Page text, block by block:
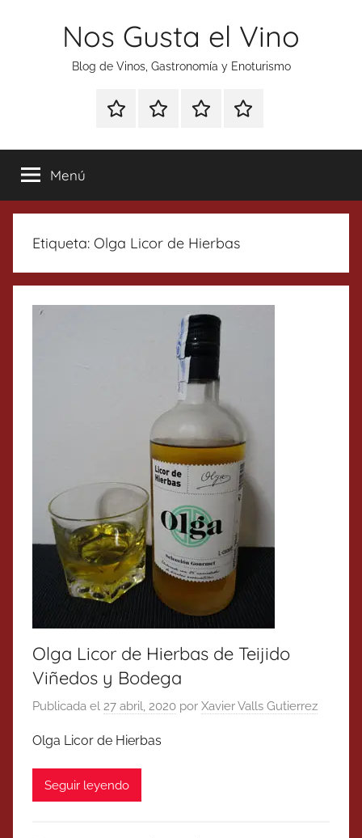
Nos Gusta el Vino
Blog de Vinos, Gastronomía y Enoturismo
Especial
Tonics
Enoturismo
Gastronomía
RankingContacto
Menú
Etiqueta: Olga Licor de Hierbas
Olga Licor de Hierbas de Teijido
Viñedos y Bodega
Publicada el 27 abril, 2020 por Xavier Valls Gutierrez
Olga Licor de Hierbas
Seguir leyendo